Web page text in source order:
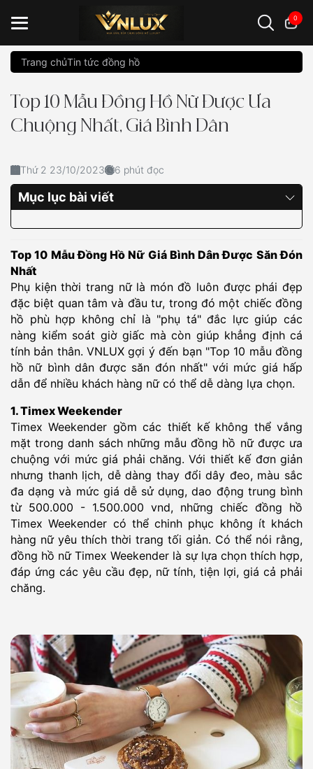
0
Đồng hồ casio đồng hồ G-Shock đồng hồ Orient ...
Trang chủTin tức đồng hồ
Top 10 Mẫu Đồng Hồ Nữ Được Ưa
Chuộng Nhất, Giá Bình Dân
Thứ 2 23/10/2023 6 phút đọc
Mục lục bài viết
Top 10 Mẫu Đồng Hồ Nữ Giá Bình Dân Được Săn Đón
Nhất
Phụ kiện thời trang nữ là món đồ luôn được phái đẹp
đặc biệt quan tâm và đầu tư, trong đó một chiếc đồng
hồ phù hợp không chỉ là "phụ tá" đắc lực giúp các
nàng kiểm soát giờ giấc mà còn giúp khẳng định cá
tính bản thân. VNLUX gợi ý đến bạn "Top 10 mẫu đồng
hồ nữ bình dân được săn đón nhất" với mức giá hấp
dẫn để nhiều khách hàng nữ có thể dễ dàng lựa chọn.
1. Timex Weekender
Timex Weekender gồm các thiết kế không thể vắng
mặt trong danh sách những mẫu đồng hồ nữ được ưa
chuộng với mức giá phải chăng. Với thiết kế đơn giản
nhưng thanh lịch, dễ dàng thay đổi dây đeo, màu sắc
đa dạng và mức giá dễ sử dụng, dao động trung bình
từ 500.000 - 1.500.000 vnd, những chiếc đồng hồ
Timex Weekender có thể chinh phục không ít khách
hàng nữ yêu thích thời trang tối giản. Có thể nói rằng,
đồng hồ nữ Timex Weekender là sự lựa chọn thích hợp,
đáp ứng các yêu cầu đẹp, nữ tính, tiện lợi, giá cả phải
chăng.